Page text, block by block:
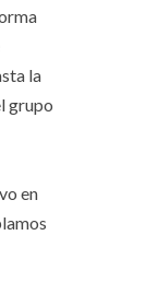
la
grupo
en